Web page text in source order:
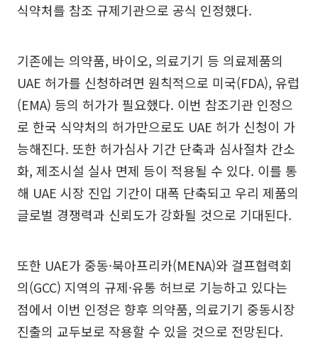
식약처를 참조 규제기관으로 공식 인정했다.
기존에는 의약품, 바이오, 의료기기 등 의료제품의
UAE 허가를 신청하려면 원칙적으로 미국(FDA), 유럽
(EMA) 등의 허가가 필요했다. 이번 참조기관 인정으
로 한국 식약처의 허가만으로도 UAE 허가 신청이 가
능해진다. 또한 허가심사 기간 단축과 심사절차 간소
화, 제조시설 실사 면제 등이 적용될 수 있다. 이를 통
해 UAE 시장 진입 기간이 대폭 단축되고 우리 제품의
글로벌 경쟁력과 신뢰도가 강화될 것으로 기대된다.
또한 UAE가 중동·북아프리카(MENA)와 걸프협력회
의(GCC) 지역의 규제·유통 허브로 기능하고 있다는
점에서 이번 인정은 향후 의약품, 의료기기 중동시장
진출의 교두보로 작용할 수 있을 것으로 전망된다.